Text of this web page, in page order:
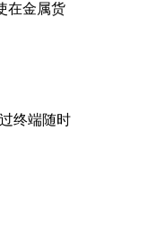
在金属货
终端随时